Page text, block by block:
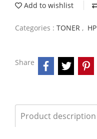
Add to wishlist
Categories : TONER , HP
Share
Product description